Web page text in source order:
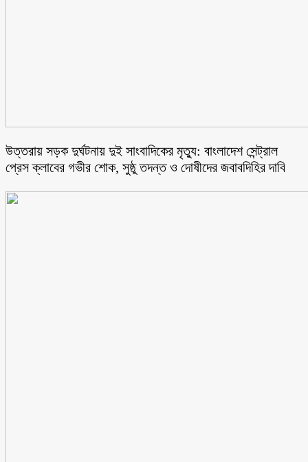
উত্তরায় সড়ক দুর্ঘটনায় দুই সাংবাদিকের মৃত্যু: বাংলাদেশ সেন্ট্রাল
প্রেস ক্লাবের গভীর শোক, সুষ্ঠু তদন্ত ও দোষীদের জবাবদিহির দাবি